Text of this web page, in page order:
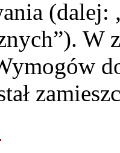
(dalej:
W